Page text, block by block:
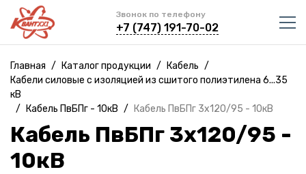
Звонок по телефону
+7 (747) 191-70-02
Главная / Каталог продукции / Кабель /
Кабели силовые с изоляцией из сшитого полиэтилена 6...35
кВ
/
Кабель ПвБПг - 10кВ / Кабель ПвБПг 3х120/95 - 10кВ
Кабель ПвБПг 3х120/95 -
10кВ